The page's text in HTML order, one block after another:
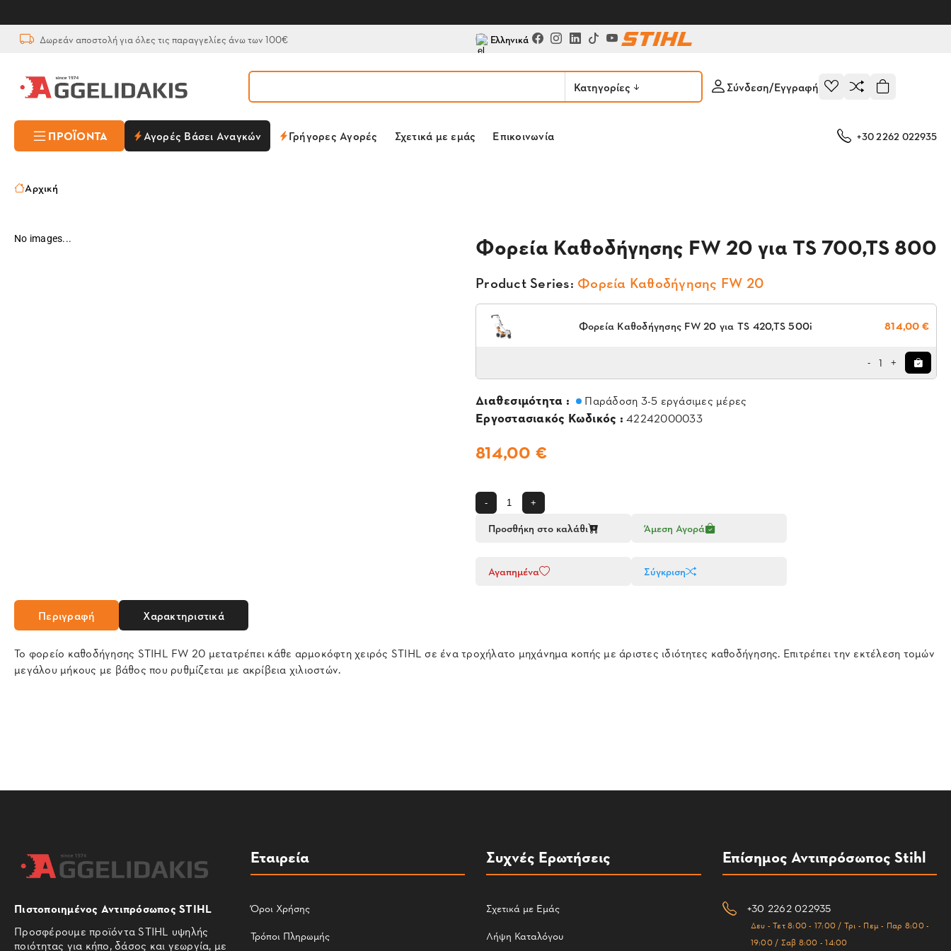
Δωρεάν αποστολή για όλες τις παραγγελίες άνω των 100€ Ελληνικά
Κατηγορίες Σύνδεση/Εγγραφή
ΠΡΟΪΌΝΤΑ Αγορές Βάσει Αναγκών Γρήγορες Αγορές Σχετικά με εμάς Επικοινωνία +30 2262 022935
Αρχική
No images... Φορεία Καθοδήγησης FW 20 για TS 700,TS 800
Product Series: Φορεία Καθοδήγησης FW 20
Φορεία Καθοδήγησης FW 20 για TS 420,TS 500i 814,00 €
- 1 +
Διαθεσιμότητα : Παράδοση 3-5 εργάσιμες μέρες
Εργοστασιακός Κωδικός : 42242000033
814,00 €
- +
Προσθήκη στο καλάθι Άμεση Αγορά
Αγαπημένα Σύγκριση
Περιγραφή Χαρακτηριστικά
Το φορείο καθοδήγησης STIHL FW 20 μετατρέπει κάθε αρμοκόφτη χειρός STIHL σε ένα τροχήλατο μηχάνημα κοπής με άριστες ιδιότητες καθοδήγησης. Επιτρέπει την εκτέλεση τομών
μεγάλου μήκους με βάθος που ρυθμίζεται με ακρίβεια χιλιοστών.
Πιστοποιημένος Αντιπρόσωπος STIHL
Προσφέρουμε προϊόντα STIHL υψηλής
ποιότητας για κήπο, δάσος και γεωργία, με
Εταιρεία
Όροι Χρήσης
Τρόποι Πληρωμής
Συχνές Ερωτήσεις
Σχετικά με Εμάς
Λήψη Καταλόγου
Επίσημος Αντιπρόσωπος Stihl
+30 2262 022935
Δευ - Τετ 8:00 - 17:00 / Τρι - Πεμ - Παρ 8:00 -
19:00 / Σαβ 8:00 - 14:00